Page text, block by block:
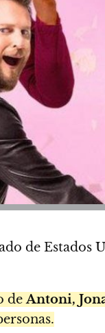
de Estados
deAntoni,